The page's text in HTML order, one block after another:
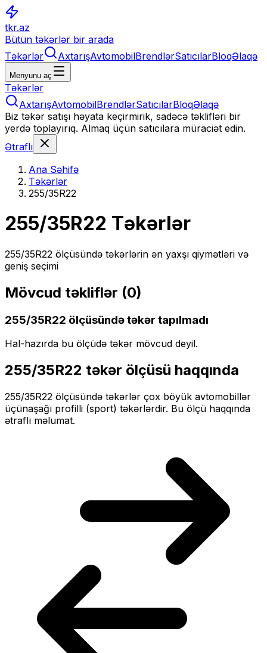
tkr.az
Bütün təkərlər bir arada
Təkərlər
AxtarışAvtomobilBrendlərSatıcılarBloqƏlaqə
Menyunu aç
Təkərlər
AxtarışAvtomobilBrendlərSatıcılarBloqƏlaqə
Biz təkər satışı həyata keçirmirik, sadəcə təklifləri bir
yerdə toplayırıq. Almaq üçün satıcılara müraciət edin.
Ətraflı
Ana Səhifə
Təkərlər
255/35R22
255/35R22 Təkərlər
255/35R22 ölçüsündə təkərlərin ən yaxşı qiymətləri və
geniş seçimi
Mövcud təkliflər (0)
255/35R22 ölçüsündə təkər tapılmadı
Hal-hazırda bu ölçüdə təkər mövcud deyil.
255/35R22 təkər ölçüsü haqqında
255/35R22 ölçüsündə təkərlər çox böyük avtomobillər
üçünaşağı profilli (sport) təkərlərdir. Bu ölçü haqqında
ətraflı məlumat.